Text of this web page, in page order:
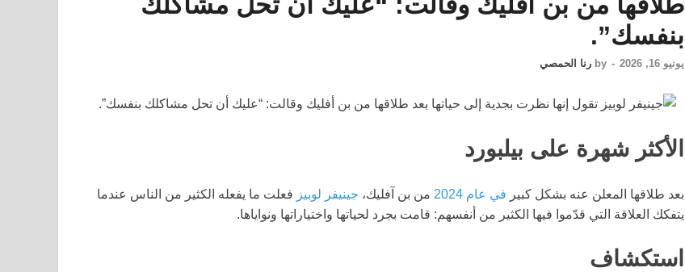
بنفسك”.
يونيو 16, 2026 -
by رنا الحمصي
الأكثر شهرة على بيلبورد
بعد طلاقها المعلن عنه بشكل كبير في عام 2024 من بن آفليك، جينيفر لوبيز فعلت ما يفعله الكثير من الناس عندما
يتفكك العلاقة التي قدّموا فيها الكثير من أنفسهم: قامت بجرد لحياتها واختياراتها ونواياها.
استكشاف